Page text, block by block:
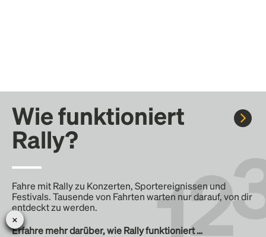
Wie funktioniert
Rally?
Fahre mit Rally zu Konzerten, Sportereignissen und
Festivals. Tausende von Fahrten warten nur darauf, von dir
entdeckt zu werden.
Erfahre mehr darüber, wie Rally funktioniert …